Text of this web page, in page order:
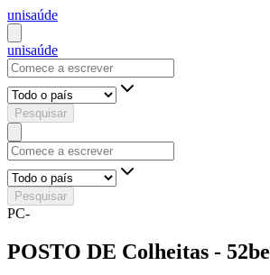
unisaúde
unisaúde
Pesquisar
Pesquisar
PC-
POSTO DE Colheitas - 52be